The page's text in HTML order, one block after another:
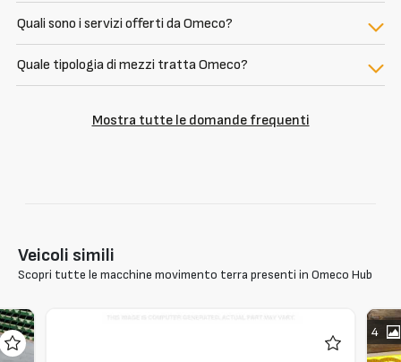
Quali sono i servizi offerti da Omeco?
Quale tipologia di mezzi tratta Omeco?
Mostra tutte le domande frequenti
Veicoli simili
Scopri tutte le macchine movimento terra presenti in Omeco Hub
4